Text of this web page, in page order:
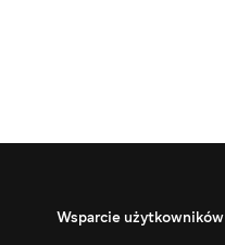
Wsparcie użytkowników